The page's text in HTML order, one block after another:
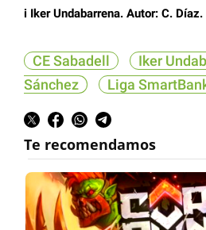
i Iker Undabarrena. Autor: C. Díaz.
CE Sabadell Iker
Sánchez
Liga